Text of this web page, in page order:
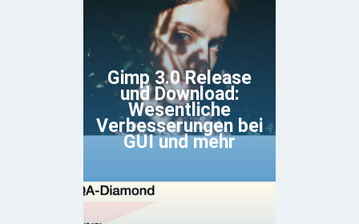
Gimp 3.0 Release
und Download:
Wesentliche
Verbesserungen bei
GUI und mehr